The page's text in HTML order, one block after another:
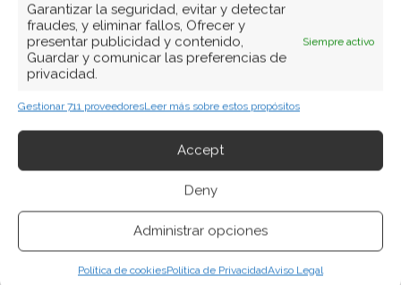
Garantizar la seguridad, evitar y detectar
fraudes, y eliminar fallos, Ofrecer y
presentar publicidad y contenido,
Guardar y comunicar las preferencias de
privacidad.
Siempre activo
Gestionar 711 proveedoresLeer más sobre estos propósitos
Accept
Deny
Administrar opciones
Política de cookiesPolítica de PrivacidadAviso Legal